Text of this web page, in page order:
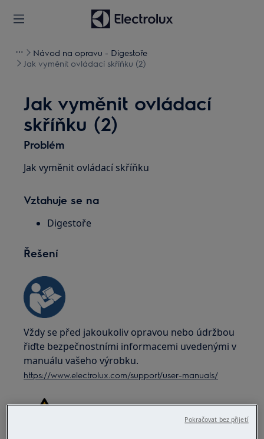
Návod na opravu - Digestoře
Jak vyměnit ovládací skříňku (2)
Jak vyměnit ovládací
skříňku (2)
Problém
Jak vyměnit ovládací skříňku
Vztahuje se na
Digestoře
Řešení
Vždy se před jakoukoliv opravou nebo údržbou
řiďte bezpečnostními informacemi uvedenými v
manuálu vašeho výrobku.
https://www.electrolux.com/support/user-manuals/
Pokračovat bez přijetí